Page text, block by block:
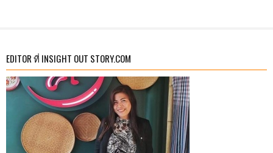
EDITOR ที่ INSIGHT OUT STORY.COM